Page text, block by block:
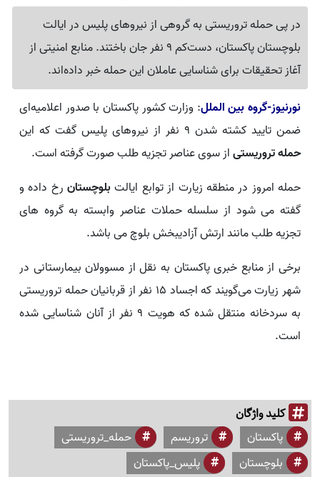
در پی حمله تروریستی به گروهی از نیروهای پلیس در ایالت
بلوچستان پاکستان، دست‌کم 9 نفر جان باختند. منابع امنیتی از
آغاز تحقیقات برای شناسایی عاملان این حمله خبر داده‌اند.
نورنیوز-گروه بین الملل: وزارت کشور پاکستان با صدور اعلامیه‌ای
ضمن تایید کشته شدن ۹ نفر از نیروهای پلیس گفت که این
حمله تروریستیاز سوی عناصر تجزیه طلب صورت گرفته است.
حمله امروز در منطقه زیارت از توابع ایالتبلوچستانرخ داده و
گفته می شود از سلسله حملات عناصر وابسته به گروه های
تجزیه طلب مانند ارتش آزادیبخش بلوچ می باشد.
برخی از منابع خبری پاکستان به نقل از مسوولان بیمارستانی در
شهر زیارت می‌گویند که اجساد ۱۵ نفر از قربانیان حمله تروریستی
به سردخانه منتقل شده که هویت ۹ نفر از آنان شناسایی شده
است‌.
کلید واژگان
پاکستان تروریسم
حمله_تروریستی
بلوچستان
پلیس_پاکستان